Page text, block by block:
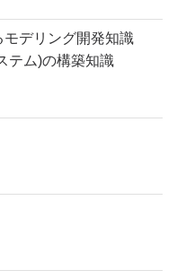
モデリング開発知識
テム)の構築知識